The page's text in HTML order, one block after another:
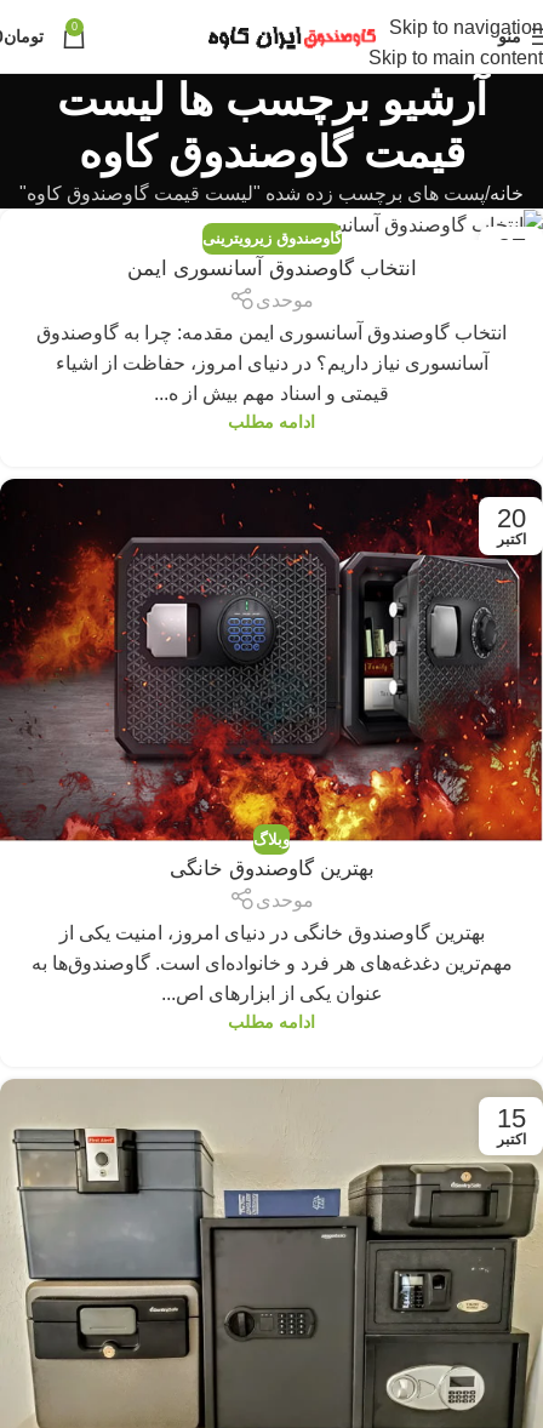
Skip to navigation
Skip to main content
منو 0 تومان
آرشیو برچسب ها لیست
قیمت گاوصندوق کاوه
خانه پست های برچسب زده شده "لیست قیمت گاوصندوق کاوه"
07 گاوصندوق زیرویترینی
انتخاب گاوصندوق آسانسوری ایمن
موحدی
انتخاب گاوصندوق آسانسوری ایمن مقدمه: چرا به گاوصندوق
آسانسوری نیاز داریم؟ در دنیای امروز، حفاظت از اشیاء
قیمتی و اسناد مهم بیش از ه...
ادامه مطلب
20
اکتبر
وبلاگ
بهترین گاوصندوق خانگی
موحدی
بهترین گاوصندوق خانگی در دنیای امروز، امنیت یکی از
مهم‌ترین دغدغه‌های هر فرد و خانواده‌ای است. گاوصندوق‌ها به
عنوان یکی از ابزارهای اص...
ادامه مطلب
15
اکتبر